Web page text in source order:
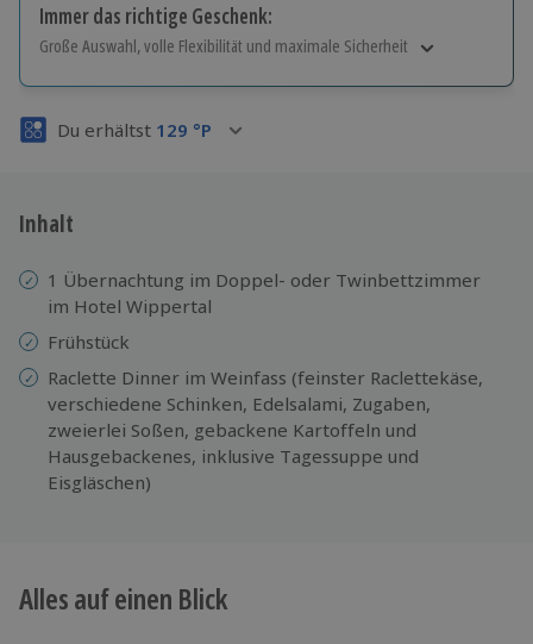
Immer das richtige Geschenk:
Große Auswahl, volle Flexibilität und maximale Sicherheit
Volle Flexibilität
3 Jahre gültig & verlängerbar.
Du erhältst 129 °P
Inhalt
1 Übernachtung im Doppel- oder Twinbettzimmer
im Hotel Wippertal
Frühstück
Raclette Dinner im Weinfass (feinster Raclettekäse,
verschiedene Schinken, Edelsalami, Zugaben,
zweierlei Soßen, gebackene Kartoffeln und
Hausgebackenes, inklusive Tagessuppe und
Eisgläschen)
Alles auf einen Blick